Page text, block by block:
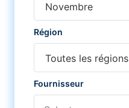
Novembre
Région
Toutes les régions
Fournisseur